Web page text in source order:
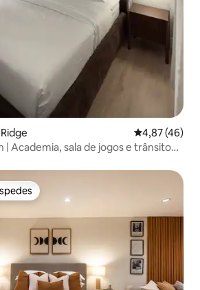
4,87 de uma
4,87 (46)
| Academia, sala de jogos e trânsito
dos hóspedes